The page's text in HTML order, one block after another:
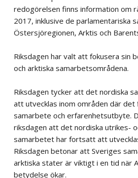
redogörelsen finns information om
2017, inklusive de parlamentariska
Östersjöregionen, Arktis och
Riksdagen har valt att fokusera sin
och arktiska samarbetsområdena.
Riksdagen tycker att det nordiska
att utvecklas inom områden där
samarbete och erfarenhetsutbyte.
riksdagen att det nordiska utrikes-
samarbetet har fortsatt att
Riksdagen betonar att Sveriges
arktiska stater är viktigt i en tid när
betydelse ökar.